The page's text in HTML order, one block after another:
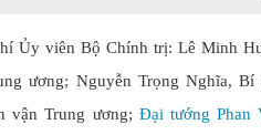
Ủy viên Bộ Chính trị: Lê Minh
ương; Nguyễn Trọng Nghĩa,
vận Trung ương; Đại tướng Phan